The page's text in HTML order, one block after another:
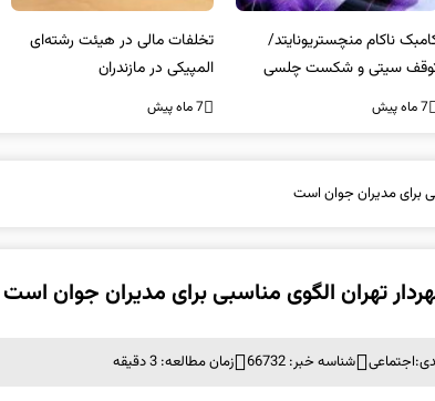
ناکام منچستریونایتد/
سیتی و شکست چلسی
7 ماه پیش
تخلفات مالی در هیئت رشته‌ای
المپیکی در مازندران
7 ماه پیش
برای مدیران جوان است
تهران الگوی مناسبی برای مدیران جوان است
اجتماعی شناسه خبر: 66732 زمان مطالعه: 3 دقیقه